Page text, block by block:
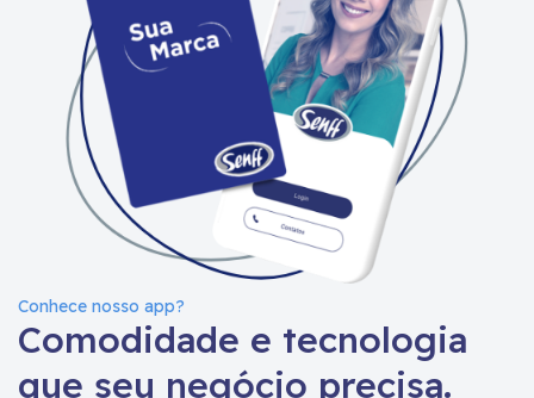
Conhece nosso app?
Comodidade e tecnologia
que seu negócio precisa.